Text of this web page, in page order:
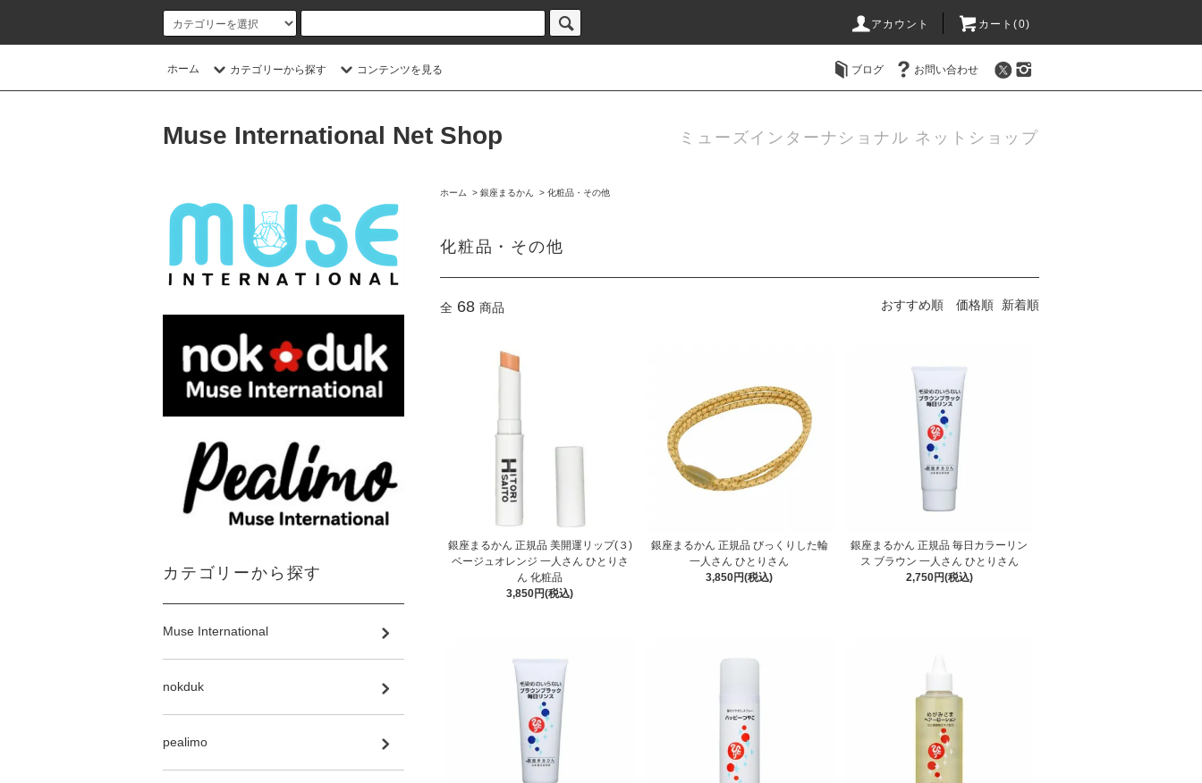
アカウント カート(0)
ホーム カテゴリーから探す コンテンツを見る ブログ お問い合わせ
Muse International Net Shop ミューズインターナショナル ネットショップ
ホーム > 銀座まるかん > 化粧品・その他
化粧品・その他
全 68 商品 おすすめ順 価格順 新着順
銀座まるかん 正規品 美開運リップ(３)
ベージュオレンジ 一人さん ひとりさ
ん 化粧品
3,850円(税込)
銀座まるかん 正規品 びっくりした輪
一人さん ひとりさん
3,850円(税込)
銀座まるかん 正規品 毎日カラーリン
ス ブラウン 一人さん ひとりさん
2,750円(税込)
カテゴリーから探す
Muse International
nokduk
pealimo